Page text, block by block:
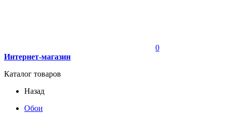
0
Интернет-магазин
Каталог товаров
Назад
Обои